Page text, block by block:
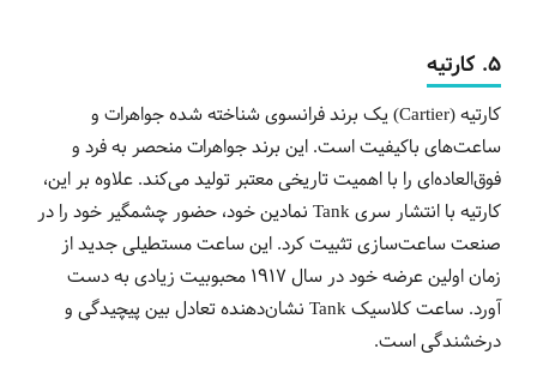
5. کارتیه
کارتیه (Cartier) یک برند فرانسوی شناخته شده جواهرات و
ساعت‌های باکیفیت است. این برند جواهرات منحصر به فرد و
فوق‌العاده‌ای را با اهمیت تاریخی معتبر تولید می‌کند. علاوه بر این،
کارتیه با انتشار سری Tank نمادین خود، حضور چشمگیر خود را در
صنعت ساعت‌سازی تثبیت کرد. این ساعت مستطیلی جدید از
زمان اولین عرضه خود در سال 1917 محبوبیت زیادی به دست
آورد. ساعت کلاسیک Tank
نشان‌دهنده تعادل بین پیچیدگی و
درخشندگی است.